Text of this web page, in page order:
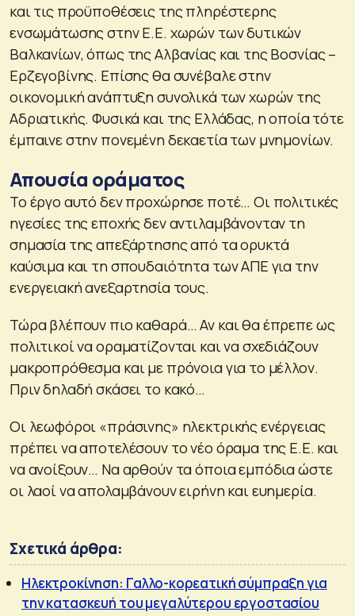
και τις προϋποθέσεις της πληρέστερης
ενσωμάτωσης στην Ε.Ε. χωρών των δυτικών
Βαλκανίων, όπως της Αλβανίας και της Βοσνίας –
Ερζεγοβίνης. Επίσης θα συνέβαλε στην
οικονομική ανάπτυξη συνολικά των χωρών της
Αδριατικής. Φυσικά και της Ελλάδας, η οποία τότε
έμπαινε στην πονεμένη δεκαετία των μνημονίων.
Απουσία οράματος
Το έργο αυτό δεν προχώρησε ποτέ… Οι πολιτικές
ηγεσίες της εποχής δεν αντιλαμβάνονταν τη
σημασία της απεξάρτησης από τα ορυκτά
καύσιμα και τη σπουδαιότητα των ΑΠΕ για την
ενεργειακή ανεξαρτησία τους.
Τώρα βλέπουν πιο καθαρά… Αν και θα έπρεπε ως
πολιτικοί να οραματίζονται και να σχεδιάζουν
μακροπρόθεσμα και με πρόνοια για το μέλλον.
Πριν δηλαδή σκάσει το κακό…
Οι λεωφόροι «πράσινης» ηλεκτρικής ενέργειας
πρέπει να αποτελέσουν το νέο όραμα της Ε.Ε. και
να ανοίξουν… Να αρθούν τα όποια εμπόδια ώστε
οι λαοί να απολαμβάνουν ειρήνη και ευημερία.
Σχετικά άρθρα:
Ηλεκτροκίνηση: Γαλλο-κορεατική σύμπραξη για
την κατασκευή του μεγαλύτερου εργοστασίου